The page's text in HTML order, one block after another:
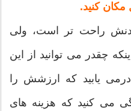
راحت تر است، ولی
چقدر می توانید از این
یابید که ارزشش را
می کنید که هزینه های